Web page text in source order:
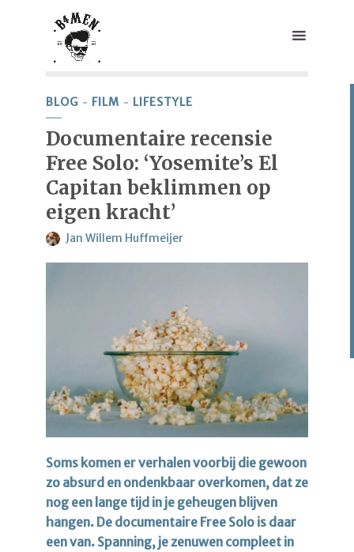
BLOG FILM LIFESTYLE
Documentaire recensie
Free Solo: ‘Yosemite’s El
Capitan beklimmen op
eigen kracht’
Jan Willem Huffmeijer
Soms komen er verhalen voorbij die gewoon
zo absurd en ondenkbaar overkomen, dat ze
nog een lange tijd in je geheugen blijven
hangen. De documentaire Free Solo is daar
een van. Spanning, je zenuwen compleet in